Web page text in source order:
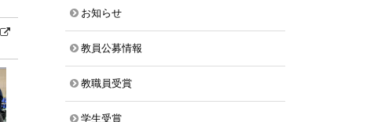
お知らせ
教員公募情報
教職員受賞
学生受賞